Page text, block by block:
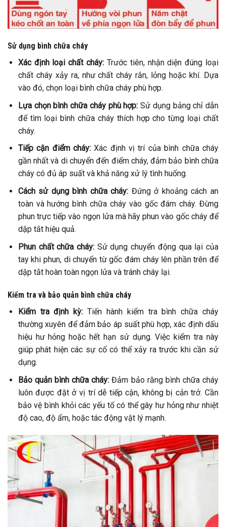
Sử dụng bình chữa cháy
Xác định loại chất cháy: Trước tiên, nhận diện đúng loại
chất cháy xảy ra, như chất cháy rắn, lỏng hoặc khí. Dựa
vào đó, chọn loại bình chữa cháy phù hợp.
Lựa chọn bình chữa cháy phù hợp: Sử dụng bảng chỉ dẫn
để tìm loại bình chữa cháy thích hợp cho từng loại chất
cháy.
Tiếp cận điểm cháy:Xác định vị trí của bình chữa cháy
gần nhất và di chuyển đến điểm cháy, đảm bảo bình chữa
cháy có đủ áp suất và khả năng xử lý tình huống.
Cách sử dụng bình chữa cháy: Đứng ở khoảng cách an
toàn và hướng bình chữa cháy vào gốc đám cháy. Đừng
phun trực tiếp vào ngọn lửa mà hãy phun vào gốc cháy để
dập tắt hiệu quả.
Phun chất chữa cháy: Sử dụng chuyển động qua lại của
tay khi phun, di chuyển từ gốc đám cháy lên phần trên để
dập tắt hoàn toàn ngọn lửa và tránh cháy lại.
Kiểm tra và bảo quản bình chữa cháy
Kiểm tra định kỳ: Tiến hành kiểm tra bình chữa cháy
thường xuyên để đảm bảo áp suất phù hợp, xác định dấu
hiệu hư hỏng hoặc hết hạn sử dụng. Việc kiểm tra này
giúp phát hiện các sự cố có thể xảy ra trước khi cần sử
dụng.
Bảo quản bình chữa cháy: Đảm bảo rằng bình chữa cháy
luôn được đặt ở vị trí dễ tiếp cận, không bị cản trở. Cần
bảo vệ bình khỏi các yếu tố có thể gây hư hỏng như nhiệt
độ cao, độ ẩm, hoặc tác động vật lý mạnh.